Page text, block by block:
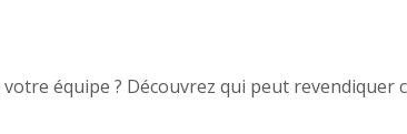
équipe ? Découvrez qui peut revendiquer